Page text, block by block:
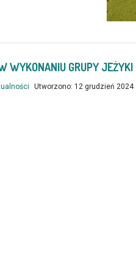
WYKONANIU GRUPY
Utworzono: 12 grudzień 2024